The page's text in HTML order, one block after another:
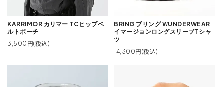
KARRIMOR カリマー TCヒップベ
ルトポーチ
3,500円(税込)
BRING ブリング WUNDERWEAR
イマージョンロングスリーブTシャ
ツ
14,300円(税込)